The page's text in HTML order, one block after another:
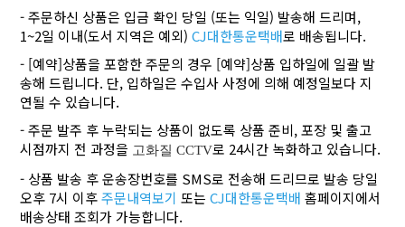
- 주문하신 상품은 입금 확인 당일 (또는 익일) 발송해 드리며,
1~2일 이내(도서 지역은 예외)CJ대한통운택배로 배송됩니다.
- [예약]상품을 포함한 주문의 경우 [예약]상품 입하일에 일괄 발
송해 드립니다. 단, 입하일은 수입사 사정에 의해 예정일보다 지
연될 수 있습니다.
- 주문 발주 후 누락되는 상품이 없도록 상품 준비, 포장 및 출고
시점까지 전 과정을 고화질 CCTV로 24시간 녹화하고 있습니다.
- 상품 발송 후 운송장번호를 SMS로 전송해 드리므로 발송 당일
오후 7시 이후주문내역보기 또는CJ대한통운택배 홈페이지에서
배송상태 조회가 가능합니다.